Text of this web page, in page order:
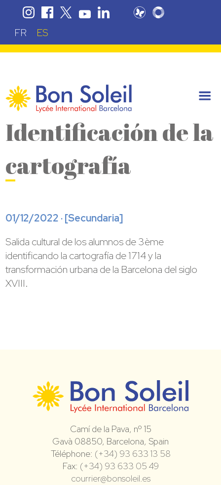
FR ES
Identificación de la
cartografía
01/12/2022 · [Secundaria]
Salida cultural de los alumnos de 3ème
identificando la cartografía de 1714 y la
transformación urbana de la Barcelona del siglo
XVIII.
Camí de la Pava, nº 15
Gavà 08850, Barcelona, Spain
Téléphone: (+34) 93 633 13 58
Fax: (+34) 93 633 05 49
courrier@bonsoleil.es